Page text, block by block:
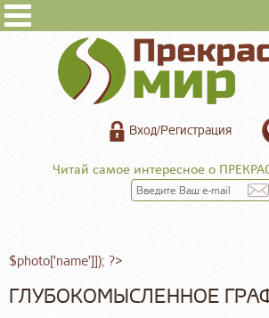
Вход/Регистрация
Читай самое интересное о
$photo['name']]); ?>
ГЛУБОКОМЫСЛЕННОЕ